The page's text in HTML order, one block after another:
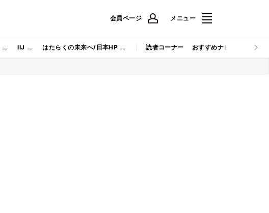
会員ページ メニュー
IIJ はたらくの未来へ/日本HP 読者コーナー おすすめナビ マイナビ